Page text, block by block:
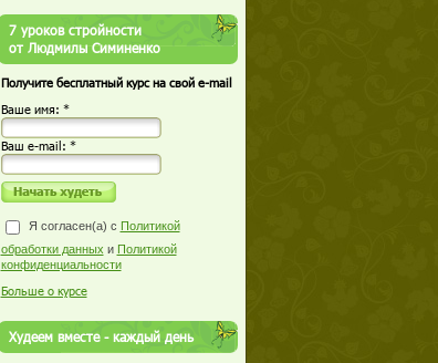
7 уроков стройности
от Людмилы Симиненко
Получите бесплатный курс на свой e-mail
Ваше имя: *
Ваш е-mail: *
Я согласен(а) с Политикой
обработки данных и Политикой
конфиденциальности
Больше о курсе
Худеем вместе - каждый день